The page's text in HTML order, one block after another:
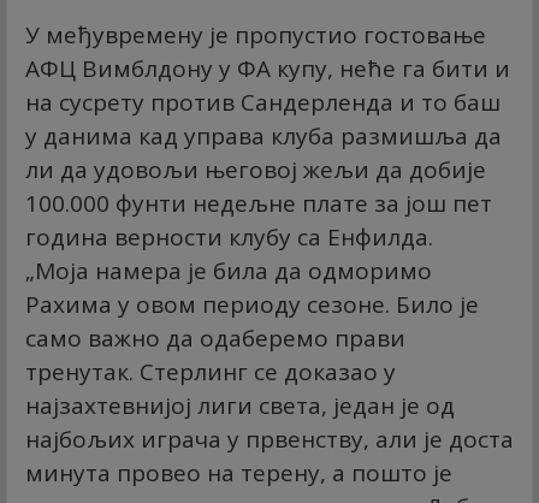
У међувремену је пропустио гостовање
АФЦ Вимблдону у ФА купу, неће га бити и
на сусрету против Сандерленда и то баш
у данима кад управа клуба размишља да
ли да удовољи његовој жељи да добије
100.000 фунти недељне плате за још пет
година верности клубу са Енфилда.
„Моја намера је била да одморимо
Рахима у овом периоду сезоне. Било је
само важно да одаберемо прави
тренутак. Стерлинг се доказао у
најзахтевнијој лиги света, један је од
најбољих играча у првенству, али је доста
минута провео на терену, а пошто је